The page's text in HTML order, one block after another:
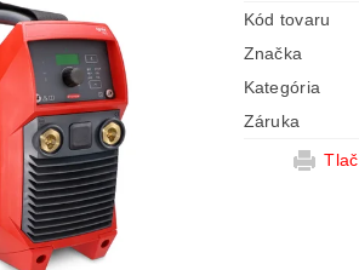
Kód tovaru
Značka
Kategória
Záruka
Tlač